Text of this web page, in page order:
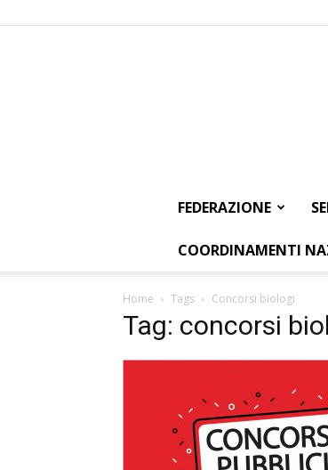
FEDERAZIONE
COORDINAMENTI
Home Tags Concorsi biologi
Tag: concorsi